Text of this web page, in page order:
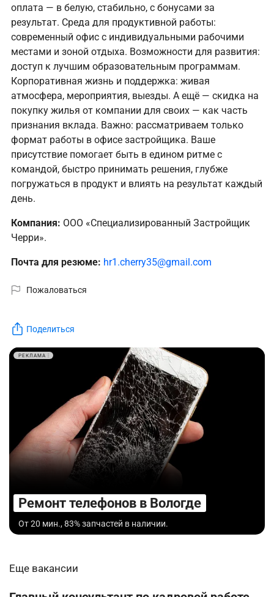
оплата — в белую, стабильно, с бонусами за
результат. Среда для продуктивной работы:
современный офис с индивидуальными рабочими
местами и зоной отдыха. Возможности для развития:
доступ к лучшим образовательным программам.
Корпоративная жизнь и поддержка: живая
атмосфера, мероприятия, выезды. А ещё — скидка на
покупку жилья от компании для своих — как часть
признания вклада. Важно: рассматриваем только
формат работы в офисе застройщика. Ваше
присутствие помогает быть в едином ритме с
командой, быстро принимать решения, глубже
погружаться в продукт и влиять на результат каждый
день.
Компания: ООО «Специализированный Застройщик
Черри».
Почта для резюме: hr1.cherry35@gmail.com
Пожаловаться
Поделиться
РЕКЛАМА
Ремонт телефонов в Вологде
От 20 мин., 83% запчастей в наличии.
Еще вакансии